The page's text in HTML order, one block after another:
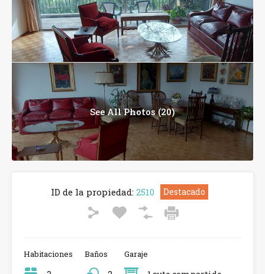
See All Photos (20)
ID de la propiedad: 2510 Destacado
Habitaciones Baños Garaje